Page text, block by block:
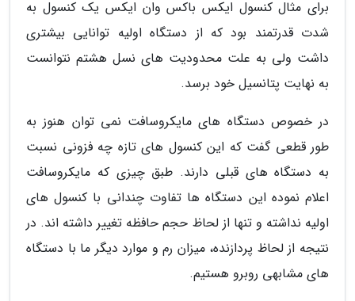
برای مثال کنسول ایکس باکس وان ایکس یک کنسول به
شدت قدرتمند بود که از دستگاه اولیه توانایی بیشتری
داشت ولی به علت محدودیت های نسل هشتم نتوانست
به نهایت پتانسیل خود برسد.
در خصوص دستگاه های مایکروسافت نمی توان هنوز به
طور قطعی گفت که این کنسول های تازه چه فزونی نسبت
به دستگاه های قبلی دارند. طبق چیزی که مایکروسافت
اعلام نموده این دستگاه ها تفاوت چندانی با کنسول های
اولیه نداشته و تنها از لحاظ حجم حافظه تغییر داشته اند. در
نتیجه از لحاظ پردازنده، میزان رم و موارد دیگر ما با دستگاه
های مشابهی روبرو هستیم.